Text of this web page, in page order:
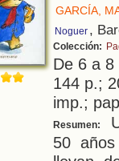
GARCÍA,
Noguer ,
Colección:
De 6 a
144 p.;
imp.;
Resumen:
50